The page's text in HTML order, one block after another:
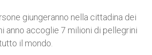
giungeranno nella cittadina dei
anno accoglie 7 milioni di pellegrini
il mondo.